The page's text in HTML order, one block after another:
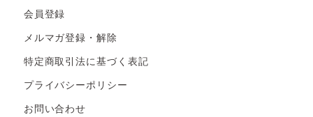
会員登録
メルマガ登録・解除
特定商取引法に基づく表記
プライバシーポリシー
お問い合わせ